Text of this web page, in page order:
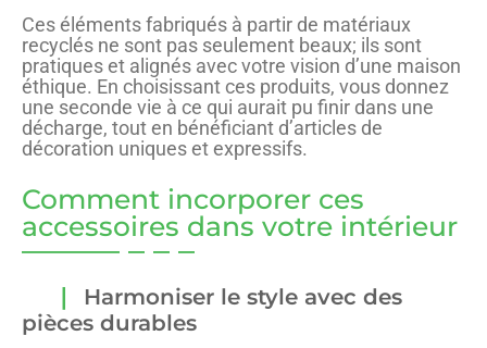
Ces éléments fabriqués à partir de matériaux
recyclés ne sont pas seulement beaux; ils sont
pratiques et alignés avec votre vision d’une maison
éthique. En choisissant ces produits, vous donnez
une seconde vie à ce qui aurait pu finir dans une
décharge, tout en bénéficiant d’articles de
décoration uniques et expressifs.
Comment incorporer ces
accessoires dans votre intérieur
Harmoniser le style avec des
pièces durables